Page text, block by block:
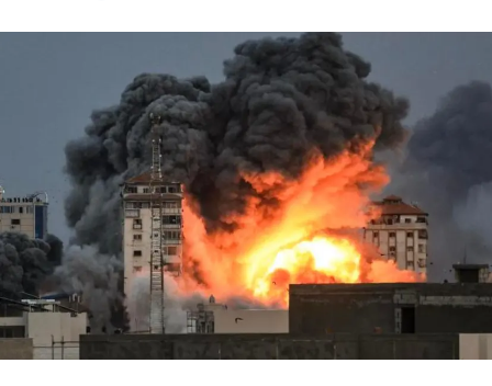
CULTURA
AMBIENTE
Streaming
LAC TV
LAC NETWORK
LAC ONAIR